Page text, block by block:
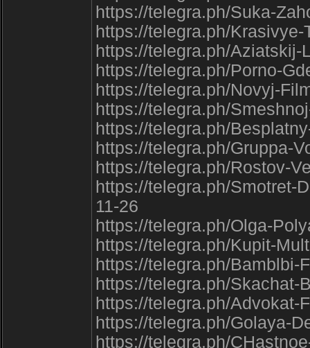
https://telegra.ph/Suka-
https://telegra.ph/
https://telegra.ph/Aziatskij-
https://telegra.ph/Porno-
https://telegra.ph/Novyj-
https://telegra.ph/
https://telegra.ph/
https://telegra.ph/Gruppa-
https://telegra.ph/Rostov-
https://telegra.ph/Smotret-
11-26
https://telegra.ph/Olga-
https://telegra.ph/Kupit-
https://telegra.ph/Bamblbi-
https://telegra.ph/Skachat-
https://telegra.ph/Advokat-
https://telegra.ph/Golaya-
https://telegra.ph/